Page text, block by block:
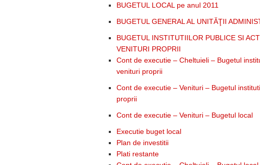
BUGETUL LOCAL pe anul 2011
BUGETUL GENERAL AL UNITĂŢII
BUGETUL INSTITUTIILOR PUBLICE SI
VENITURI PROPRII
Cont de executie – Cheltuieli – Bugetul
venituri proprii
Cont de executie – Venituri – Bugetul
proprii
Cont de executie – Venituri – Bugetul local
Executie buget local
Plan de investitii
Plati restante